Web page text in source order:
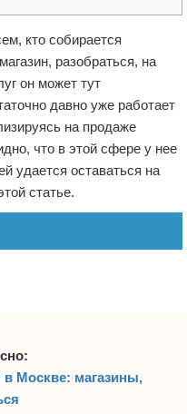
кто собирается
разобраться, на
он может тут
давно уже работает
на продаже
что в этой сфере у нее
удается оставаться на
статье.
Москве: магазины,